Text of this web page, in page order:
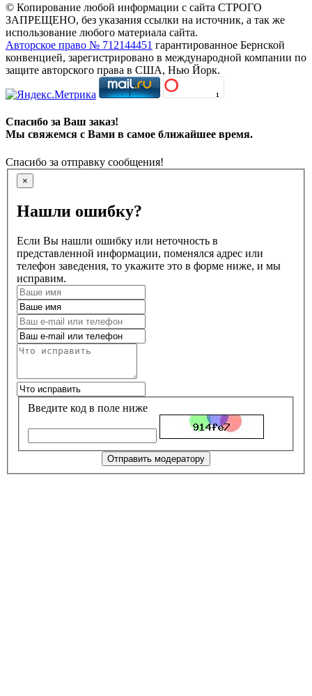
© Копирование любой информации с сайта СТРОГО
ЗАПРЕЩЕНО, без указания ссылки на источник, а так же
использование любого материала сайта.
Авторское право № 712144451 гарантированное Бернской
конвенцией, зарегистрировано в международной компании по
защите авторского права в США, Нью Йорк.
Спасибо за Ваш заказ!
Мы свяжемся с Вами в самое ближайшее время.
Спасибо за отправку сообщения!
×
Нашли ошибку?
Если Вы нашли ошибку или неточность в
представленной информации, поменялся адрес или
телефон заведения, то укажите это в форме ниже, и мы
исправим.
Введите код в поле ниже
Отправить модератору